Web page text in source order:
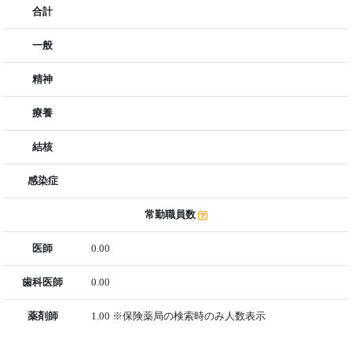
合計
一般
精神
療養
結核
感染症
常勤職員数
医師 0.00
歯科医師 0.00
薬剤師 1.00 ※保険薬局の検索時のみ人数表示